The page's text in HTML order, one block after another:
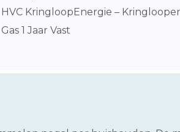
HVC KringloopEnergie –
Gas 1 Jaar Vast